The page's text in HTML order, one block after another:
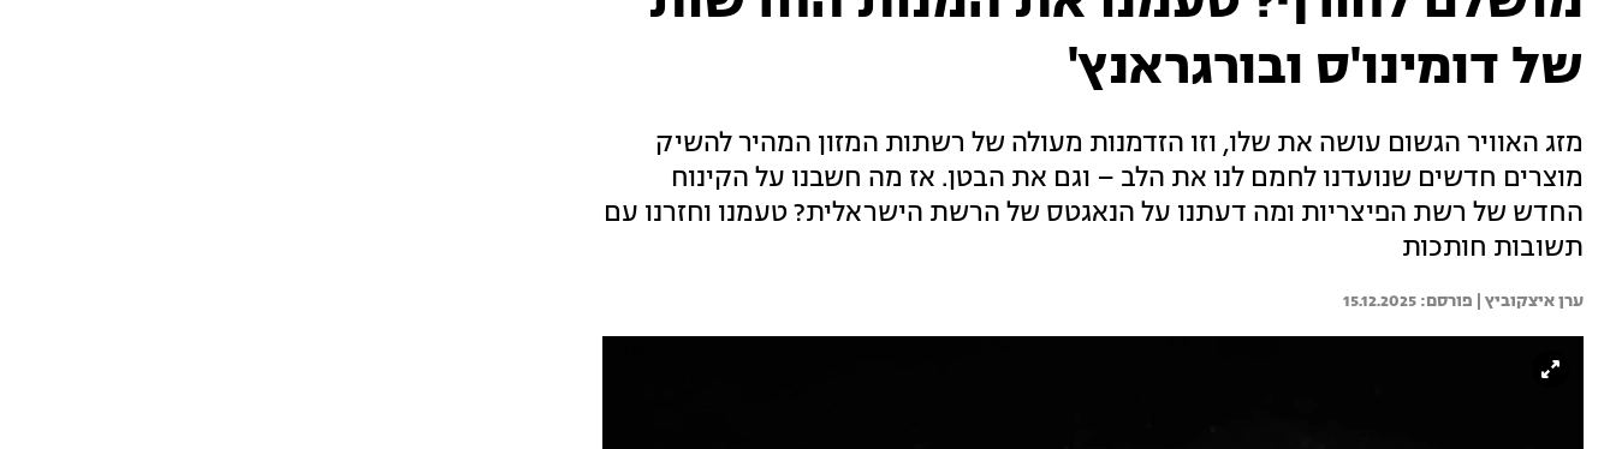
של דומינו'ס ובורגראנץ'
מזג האוויר הגשום עושה את שלו, וזו הזדמנות מעולה של רשתות המזון המהיר להשיק
מוצרים חדשים שנועדנו לחמם לנו את הלב – וגם את הבטן. אז מה חשבנו על הקינוח
החדש של רשת הפיצריות ומה דעתנו על הנאגטס של הרשת הישראלית? טעמנו וחזרנו עם
תשובות חותכות
ערן איצקוביץ | 15.12.2025